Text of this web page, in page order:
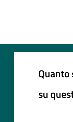
su